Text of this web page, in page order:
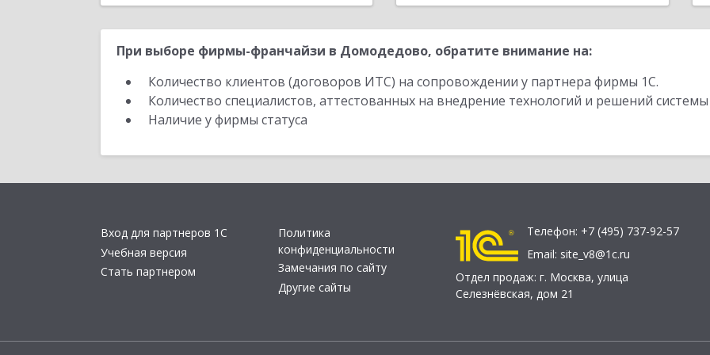
При выборе фирмы-франчайзи в Домодедово, обратите внимание на:
Количество клиентов (договоров ИТС) на сопровождении у партнера фирмы 1С.
Количество специалистов, аттестованных на внедрение технологий и решений
Наличие у фирмы статуса
Вход для партнеров 1С
Учебная версия
Стать партнером
Политика
конфиденциальности
Замечания по сайту
Другие сайты
Телефон: +7 (495) 737-92-57
Email: site_v8@1c.ru
Отдел продаж: г. Москва, улица
Селезнёвская, дом 21